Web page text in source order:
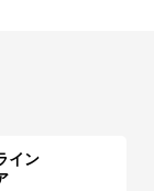
イン